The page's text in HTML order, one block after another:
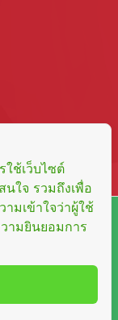
ใช้เว็บไซต์
ใจ รวมถึงเพื่อ
มเข้าใจว่าผู้ใช้
ามยินยอมการ